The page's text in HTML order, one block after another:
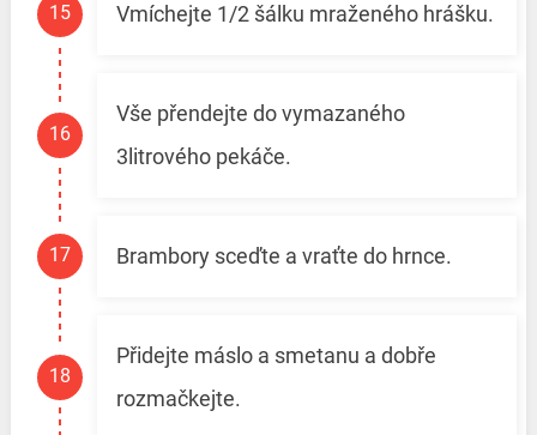
Vmíchejte 1/2 šálku mraženého hrášku.
Vše přendejte do vymazaného
3litrového pekáče.
Brambory sceďte a vraťte do hrnce.
Přidejte máslo a smetanu a dobře
rozmačkejte.